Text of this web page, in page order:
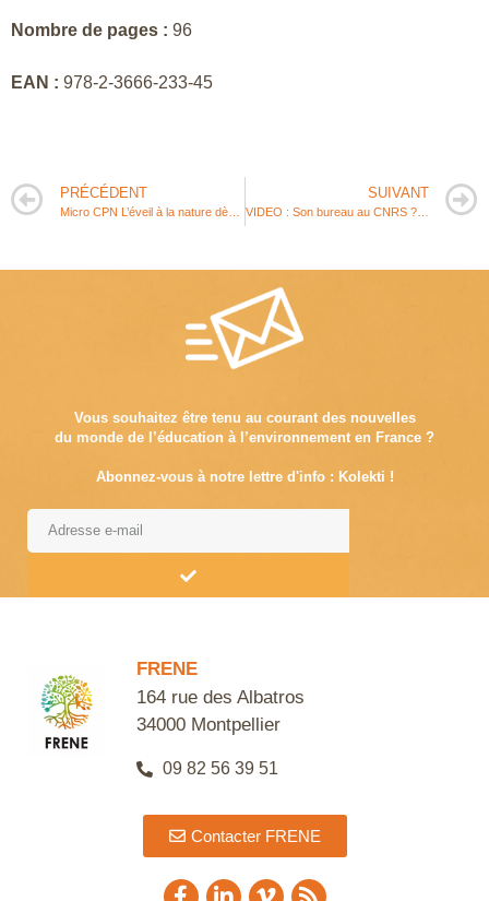
Nombre de pages : 96
EAN : 978-2-3666-233-45
PRÉCÉDENT SUIVANT
VIDEO : Son bureau au CNRS ? Une GROTTE ! [ Métier insolite du CNRS Occitanie Ouest ]
Vous souhaitez être tenu au courant des nouvelles
du monde de l’éducation à l’environnement en France ?
Abonnez-vous à notre lettre d'info : Kolekti !
FRENE
164 rue des Albatros
34000 Montpellier
09 82 56 39 51
Contacter FRENE